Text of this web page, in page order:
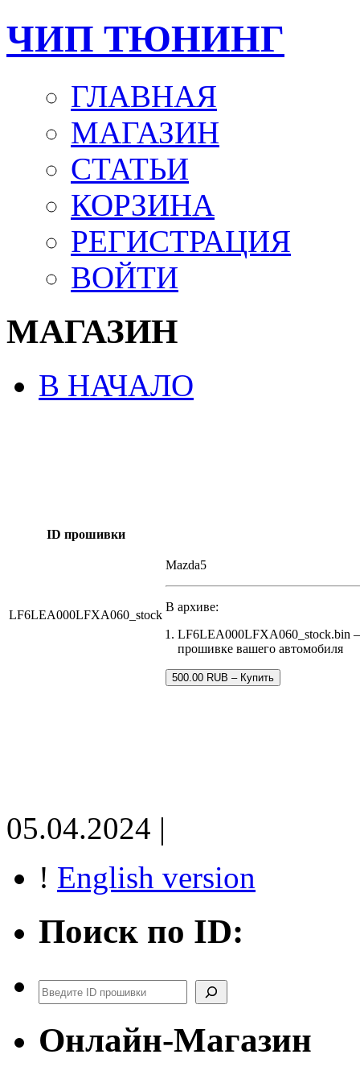
ЧИП ТЮНИНГ
ГЛАВНАЯ
МАГАЗИН
СТАТЬИ
КОРЗИНА
РЕГИСТРАЦИЯ
ВОЙТИ
МАГАЗИН
В НАЧАЛО
ID прошивки
LF6LEA000LFXA060_stock
Mazda5
В архиве:
LF6LEA000LFXA060_stock.bin –
прошивке вашего автомобиля
500.00 RUB – Купить
05.04.2024 |
! English version
Поиск по ID:
Поиск
Онлайн-Магазин